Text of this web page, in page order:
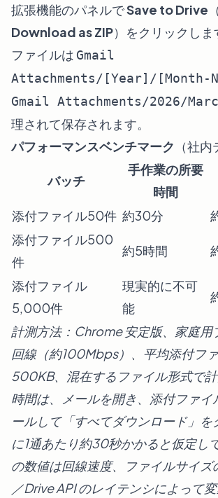
拡張機能のパネルでSave to Drive
Download as ZIP）をクリックしま
ファイルは Gmail
Attachments/[Year]/[Month-
Gmail Attachments/2026/
理されて保存されます。
パフォーマンスベンチマーク （社
バッチ
手作業の所要
時間
添付ファイル50件 約30分
添付ファイル500
件
約5時間
添付ファイル
5,000件
現実的に不可
能
計測方法：Chrome 安定版、家庭用
回線（約100Mbps）、平均添付フ
500KB、混在するファイル形式で
時間は、メールを開き、添付ファイ
ールして「すべてダウンロード」を
に1通あたり約30秒かかると仮定し
の数値は回線速度、ファイルサイ
／Drive API のレイテンシによって変